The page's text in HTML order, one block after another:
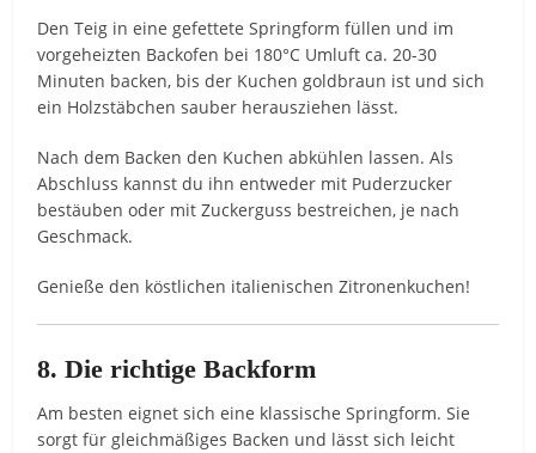
Den Teig in eine gefettete Springform füllen und im
vorgeheizten Backofen bei 180°C Umluft ca. 20-30
Minuten backen, bis der Kuchen goldbraun ist und sich
ein Holzstäbchen sauber herausziehen lässt.
Nach dem Backen den Kuchen abkühlen lassen. Als
Abschluss kannst du ihn entweder mit Puderzucker
bestäuben oder mit Zuckerguss bestreichen, je nach
Geschmack.
Genieße den köstlichen italienischen Zitronenkuchen!
8. Die richtige Backform
Am besten eignet sich eine klassische Springform. Sie
sorgt für gleichmäßiges Backen und lässt sich leicht